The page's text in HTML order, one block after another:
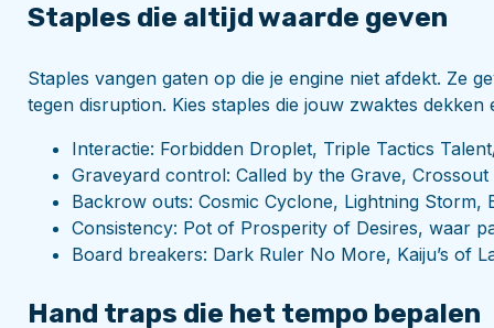
Staples die altijd waarde geven
Staples vangen gaten op die je engine niet afdekt. Ze
tegen disruption. Kies staples die jouw zwaktes
Interactie: Forbidden Droplet, Triple Tactics
Graveyard control: Called by the Grave,
Backrow outs: Cosmic Cyclone, Lightning Storm,
Consistency: Pot of Prosperity of Desires, waar
Board breakers: Dark Ruler No More, Kaiju’s of
Hand traps die het tempo bepalen